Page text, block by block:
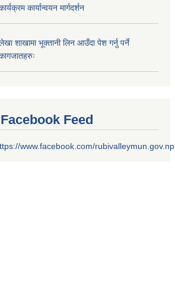
कार्यान्वयन मार्गदर्शन
शाखामा भूक्तानी लिन आउँदा पेश गर्नु पर्ने
Facebook Feed
www.facebook.com/rubivalleymun.gov.np